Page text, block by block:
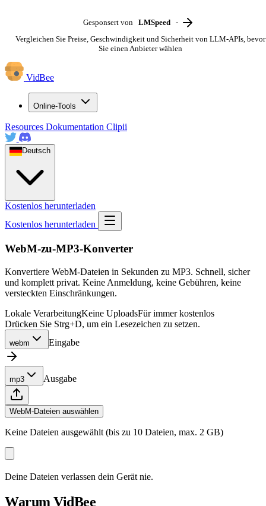
Gesponsert von LMSpeed -
Vergleichen Sie Preise, Geschwindigkeit und Sicherheit von LLM-APIs, bevor
Sie einen Anbieter wählen
VidBee
Online-Tools
Resources Dokumentation Clipii
Deutsch
Kostenlos herunterladen
Kostenlos herunterladen
WebM-zu-MP3-Konverter
Konvertiere WebM-Dateien in Sekunden zu MP3. Schnell, sicher
und komplett privat. Keine Anmeldung, keine Gebühren, keine
versteckten Einschränkungen.
Lokale VerarbeitungKeine UploadsFür immer kostenlos
Drücken Sie Strg+D, um ein Lesezeichen zu setzen.
webm Eingabe
mp3 Ausgabe
WebM-Dateien auswählen
Keine Dateien ausgewählt (bis zu 10 Dateien, max. 2 GB)
Deine Dateien verlassen dein Gerät nie.
Warum VidBee